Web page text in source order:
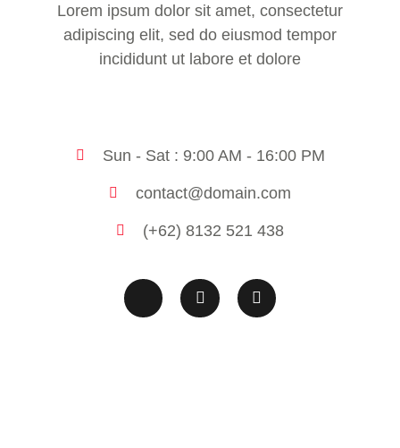
Lorem ipsum dolor sit amet, consectetur
adipiscing elit, sed do eiusmod tempor
incididunt ut labore et dolore
Sun - Sat : 9:00 AM - 16:00 PM
contact@domain.com
(+62) 8132 521 438